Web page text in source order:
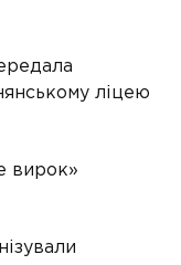
ліцею
вирок»